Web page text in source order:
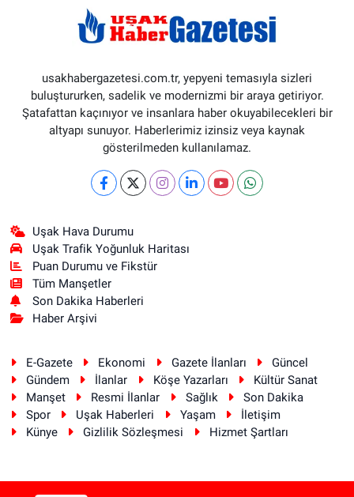
usakhabergazetesi.com.tr, yepyeni temasıyla sizleri
buluştururken, sadelik ve modernizmi bir araya getiriyor.
Şatafattan kaçınıyor ve insanlara haber okuyabilecekleri bir
altyapı sunuyor. Haberlerimiz izinsiz veya kaynak
gösterilmeden kullanılamaz.
Uşak Hava Durumu
Uşak Trafik Yoğunluk Haritası
Puan Durumu ve Fikstür
Tüm Manşetler
Son Dakika Haberleri
Haber Arşivi
E-Gazete Ekonomi Gazete İlanları
Güncel
Gündem
İlanlar Köşe Yazarları
Kültür Sanat
Manşet
Resmi İlanlar Sağlık
Son Dakika
Spor
Uşak Haberleri Yaşam
İletişim
Künye
Gizlilik Sözleşmesi Hizmet Şartları